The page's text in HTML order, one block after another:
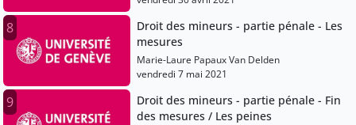
8
Droit des mineurs - partie pénale - Les
mesures
Marie-Laure Papaux Van Delden
vendredi 7 mai 2021
9
Droit des mineurs - partie pénale - Fin
des mesures / Les peines